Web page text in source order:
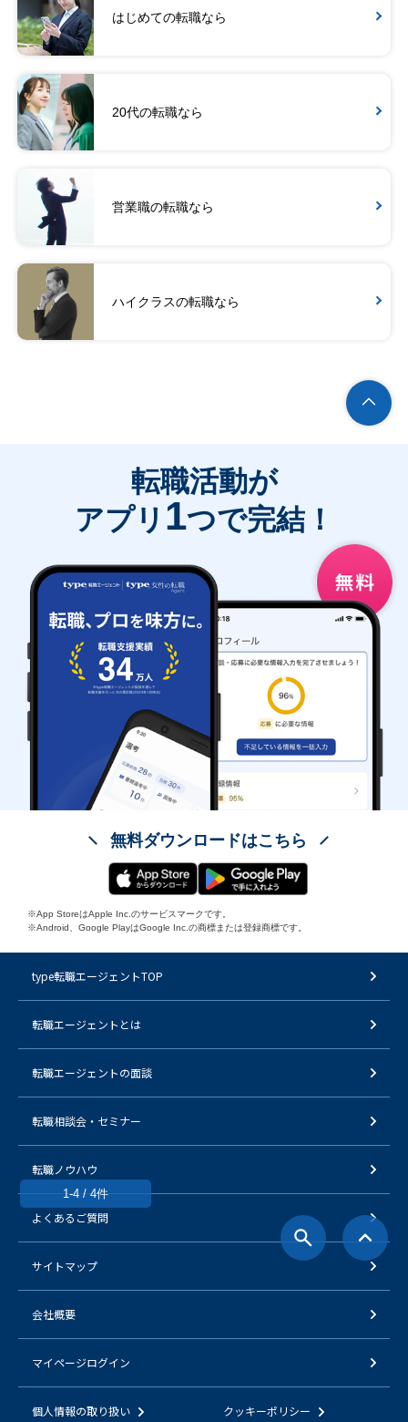
はじめての転職なら
20代の転職なら
営業職の転職なら
ハイクラスの転職なら
1-4 / 4件
転職活動が
アプリ 1つで完結！
無料ダウンロードはこちら
※App StoreはApple Inc.のサービスマークです。
※Android、Google PlayはGoogle Inc.の商標または登録商標です。
type転職エージェントTOP
転職エージェントとは
転職エージェントの面談
転職相談会・セミナー
転職ノウハウ
よくあるご質問
サイトマップ
会社概要
マイページログイン
個人情報の取り扱い クッキーポリシー